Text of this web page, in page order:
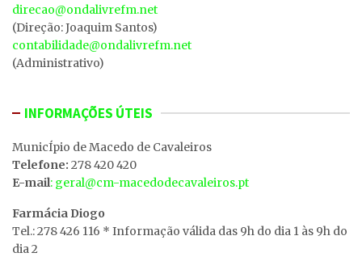
direcao@ondalivrefm.net
(Direção: Joaquim Santos)
contabilidade@ondalivrefm.net
(Administrativo)
INFORMAÇÕES ÚTEIS
MunicÍpio de Macedo de Cavaleiros
Telefone: 278 420 420
E-mail: geral@cm-macedodecavaleiros.pt
Farmácia Diogo
Tel.: 278 426 116 * Informação válida das 9h do dia 1 às 9h do
dia 2